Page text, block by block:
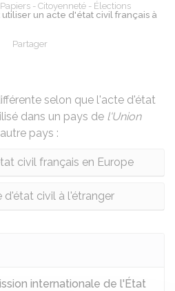
Papiers - Citoyenneté - Élections
un acte d'état civil français à
Partager
selon que l'acte d'état
dans un pays de l'Union
pays :
civil français en Europe
d'état civil à l'étranger
internationale de l'État